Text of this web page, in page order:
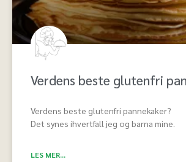
Verdens beste glutenfri
Verdens beste glutenfri pannekaker?
Det synes ihvertfall jeg og barna mine.
LES MER...